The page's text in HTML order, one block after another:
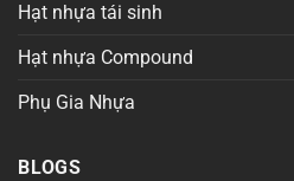
Hạt nhựa tái sinh
Hạt nhựa Compound
Phụ Gia Nhựa
BLOGS